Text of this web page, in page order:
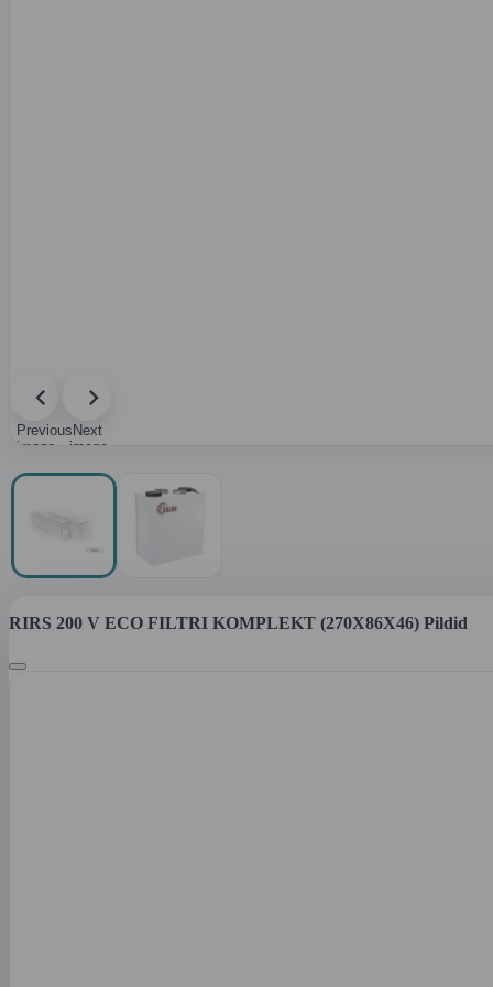
Previous
image
Next
image
RIRS 200 V ECO FILTRI KOMPLEKT (270X86X46) Pildid